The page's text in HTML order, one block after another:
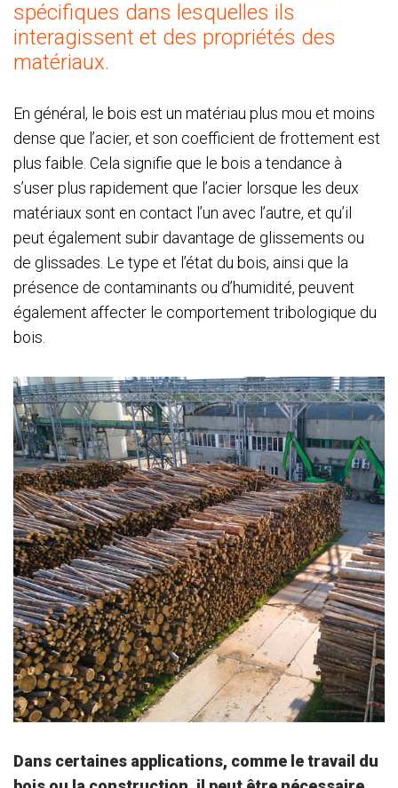
spécifiques dans lesquelles ils
interagissent et des propriétés des
matériaux.
En général, le bois est un matériau plus mou et moins
dense que l’acier, et son coefficient de frottement est
plus faible. Cela signifie que le bois a tendance à
s’user plus rapidement que l’acier lorsque les deux
matériaux sont en contact l’un avec l’autre, et qu’il
peut également subir davantage de glissements ou
de glissades. Le type et l’état du bois, ainsi que la
présence de contaminants ou d’humidité, peuvent
également affecter le comportement tribologique du
bois.
Dans certaines applications, comme le travail du